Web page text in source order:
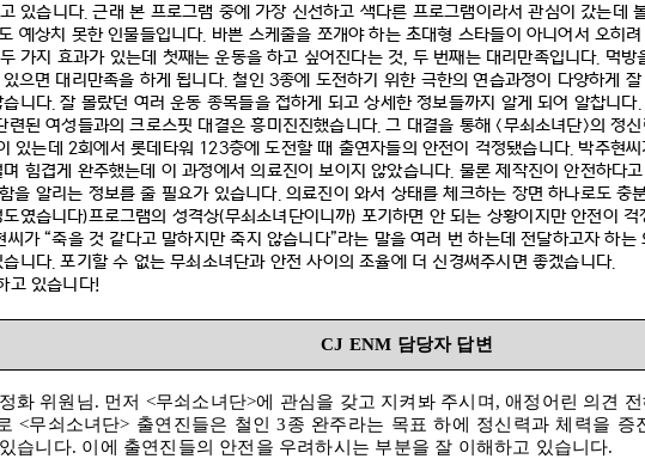
있습니다.근래 본 프로그램 중에 가장 신선하고 색다른 프로그램이라서 관심이 갔는데
예상치 못한 인물들입니다. 바쁜 스케줄을 쪼개야 하는 초대형 스타들이 아니어서 오히
가지 효과가 있는데 첫째는 운동을 하고 싶어진다는 것, 두 번째는 대리만족입니다. 먹방
으면 대리만족을 하게 됩니다.철인 3종에 도전하기 위한 극한의 연습과정이 다양하게
니다.잘 몰랐던 여러 운동 종목들을 접하게 되고 상세한 정보들까지 알게 되어 알찹니다
련된 여성들과의 크로스핏 대결은 흥미진진했습니다.그 대결을 통해<무쇠소녀단>의 정
있는데2회에서 롯데타워 123층에 도전할 때 출연자들의 안전이 걱정됐습니다. 박주현
힘겹게 완주했는데 이 과정에서 의료진이 보이지 않았습니다. 물론 제작진이 안전하다
을 알리는 정보를 줄 필요가 있습니다. 의료진이 와서 상태를 체크하는 장면 하나로도 충
였습니다)프로그램의 성격상(무쇠소녀단이니까) 포기하면 안 되는 상황이지만 안전이 걱
씨가“죽을 것 같다고 말하지만 죽지 않습니다”라는 말을 여러 번 하는데 전달하고자 하는
니다.포기할 수 없는 무쇠소녀단과 안전 사이의 조율에 더 신경써주시면 좋겠습니다.
고 있습니다!
CJ ENM 담당자 답변
화 위원님. 먼저 <무쇠소녀단>에 관심을 갖고 지켜봐 주시며 ,애정어린 의견
<무쇠소녀단> 출연진들은 철인 3종 완주라는 목표 하에 정신력과 체력을 증
습니다. 이에 출연진들의 안전을 우려하시는 부분을 잘 이해하고 있습니다.